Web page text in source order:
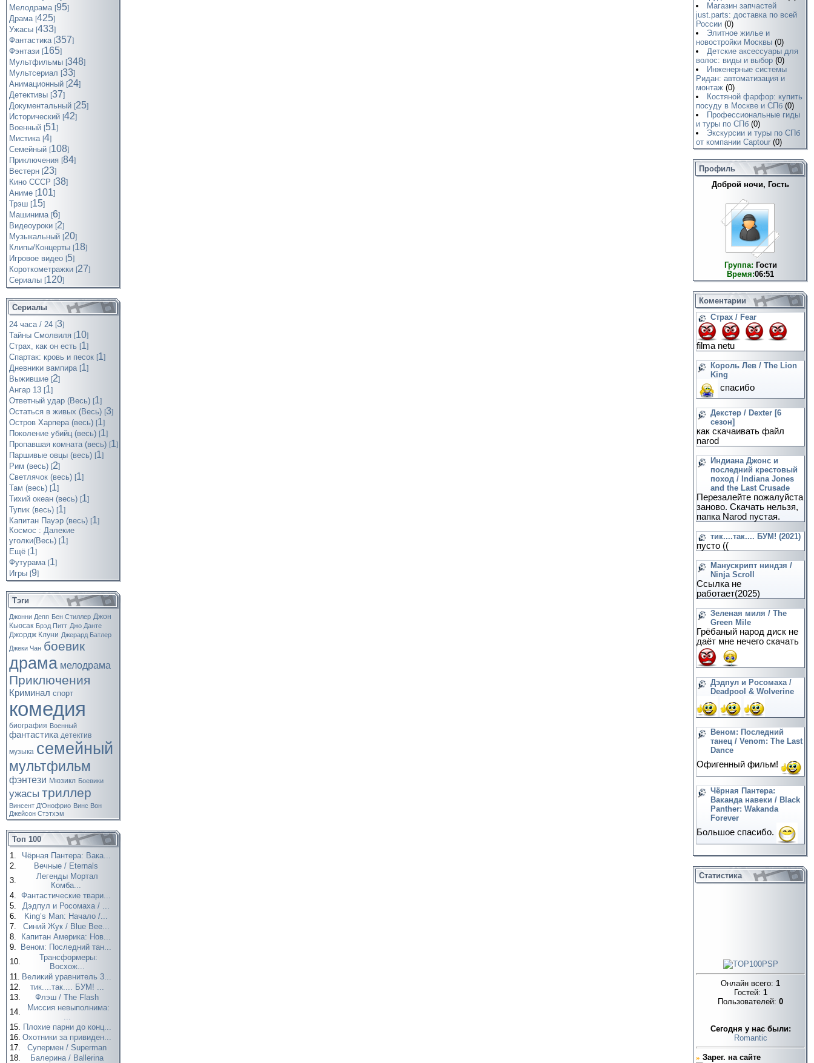
Мелодрама [95]
Драма [425]
Ужасы [433]
Фантастика [357]
Фэнтази [165]
Мультфильмы [348]
Мультсериал [33]
Анимационный [24]
Детективы [37]
Документальный [25]
Исторический [42]
Военный [51]
Мистика [4]
Семейный [108]
Приключения [84]
Вестерн [23]
Кино СССР [38]
Аниме [101]
Трэш [15]
Машинима [6]
Видеоуроки [2]
Музыкальный [20]
Клипы/Концерты [18]
Игровое видео [5]
Короткометражки [27]
Cериалы [120]
Сериалы
24 часа / 24 [3]
Тайны Смолвиля [10]
Страх, как он есть [1]
Спартак: кровь и песок [1]
Дневники вампира [1]
Выжившие [2]
Ангар 13 [1]
Ответный удар (Весь) [1]
Остаться в живых (Весь) [3]
Остров Харпера (весь) [1]
Поколение убийц (весь) [1]
Пропавшая комната (весь) [1]
Паршивые овцы (весь) [1]
Рим (весь) [2]
Светлячок (весь) [1]
Там (весь) [1]
Тихий океан (весь) [1]
Тупик (весь) [1]
Капитан Пауэр (весь) [1]
Космос : Далекие
уголки(Весь) [1]
Ещё [1]
Футурама [1]
Игры [9]
Тэги
Джонни Депп Бен Стиллер Джон
Кьюсак Брэд Питт Джо Данте
Джордж Клуни Джерард Батлер
Джеки Чан боевик
драма мелодрама
Приключения
Криминал спорт
комедия
биография Военный
фантастика детектив
музыка семейный
мультфильм
фэнтези Мюзикл Боевики
ужасы триллер
Винсент Д’Онофрио Винс Вон
Джейсон Стэтхэм
Топ 100
1.
Чёрная Пантера: Вака...
2.
Вечные / Eternals
3.
Легенды Мортал
Комба...
4. Фантастические твари...
5.
Дэдпул и Росомаха / ...
6.
King’s Man: Начало /...
7.
Синий Жук / Blue Bee...
8.
Капитан Америка: Нов...
9.
Веном: Последний тан...
10.
Трансформеры:
Восхож...
11. Великий уравнитель 3...
12.
тик....так.... БУМ! ...
13.
Флэш / The Flash
14.
Миссия невыполнима:
...
15. Плохие парни до конц...
16. Охотники за привиден...
17.
Супермен / Superman
18.
Балерина / Ballerina
Магазин запчастей
just.parts: доставка по всей
России (0)
Элитное жилье и
новостройки Москвы (0)
Детские аксессуары для
волос: виды и выбор (0)
Инженерные системы
Ридан: автоматизация и
монтаж (0)
Костяной фарфор: купить
посуду в Москве и СПб (0)
Профессиональные гиды
и туры по СПб (0)
Экскурсии и туры по СПб
от компании Captour (0)
Профиль
Доброй ночи, Гость
Группа: Гости
Время:06:51
Коментарии
Страх / Fear
filma netu
Король Лев / The Lion
King
спасибо
Декстер / Dexter [6
сезон]
как скачаивать файл
narod
Индиана Джонс и
последний крестовый
поход / Indiana Jones
and the Last Crusade
Перезалейте пожалуйста
заново. Скачать нельзя,
папка Narod пустая.
тик....так.... БУМ! (2021)
пусто ((
Манускрипт ниндзя /
Ninja Scroll
Ссылка не
работает(2025)
Зеленая миля / The
Green Mile
Грёбаный народ диск не
даёт мне нечего скачать
Дэдпул и Росомаха /
Deadpool & Wolverine
Веном: Последний
танец / Venom: The Last
Dance
Офигенный фильм!
Чёрная Пантера:
Ваканда навеки / Black
Panther: Wakanda
Forever
Большое спасибо.
Статистика
Онлайн всего: 1
Гостей: 1
Пользователей: 0
Cегодня у нас были:
Romantic
» Зарег. на сайте